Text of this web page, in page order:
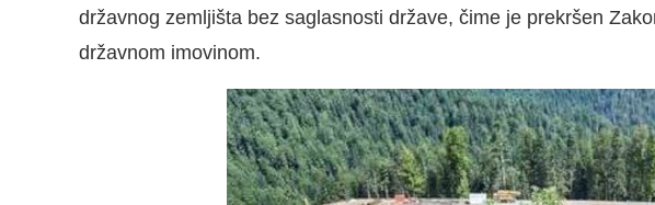
državnog zemljišta bez saglasnosti države, čime je prekršen
državnom imovinom.